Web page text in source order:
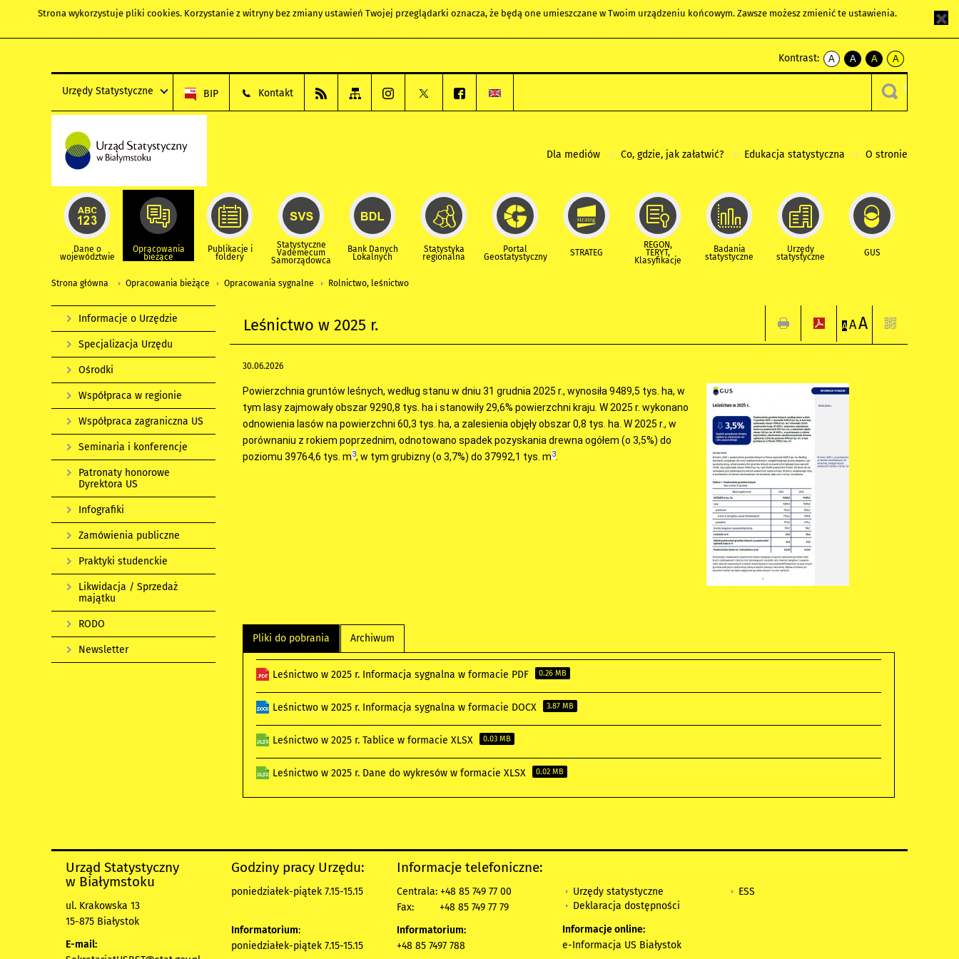
Strona wykorzystuje pliki cookies. Korzystanie z witryny bez zmiany ustawień Twojej przeglądarki oznacza, że będą one umieszczane w Twoim urządzeniu końcowym. Zawsze możesz zmienić te ustawienia.
Kontrast:
A
kontrast
A
kontrast
czarnym
A
kontrast
żółty
tekst
czarnym
A
kontrast
czarny
tekst
żółtym
Urzędy Statystyczne BIP Kontakt
Dla mediów Co, gdzie, jak załatwić? Edukacja statystyczna O stronie
Dane o
województwie
Opracowania
bieżące
Publikacje i
foldery
Statystyczne
Vademecum
Samorządowca
Bank Danych
Lokalnych
Statystyka
regionalna
Portal
Geostatystyczny STRATEG
REGON,
TERYT,
Klasyfikacje
Badania
statystyczne
Urzędy
statystyczne GUS
Strona główna Opracowania bieżące Opracowania sygnalne Rolnictwo, leśnictwo
Leśnictwo w 2025 r. A AA
30.06.2026
Powierzchnia gruntów leśnych, według stanu w dniu 31 grudnia 2025 r., wynosiła 9489,5 tys. ha, w
tym lasy zajmowały obszar 9290,8 tys. ha i stanowiły 29,6% powierzchni kraju. W 2025 r. wykonano
odnowienia lasów na powierzchni 60,3 tys. ha, a zalesienia objęły obszar 0,8 tys. ha. W 2025 r., w
porównaniu z rokiem poprzednim, odnotowano spadek pozyskania drewna ogółem (o 3,5%) do
poziomu 39764,6 tys. m3, w tym grubizny (o 3,7%) do 37992,1 tys. m3.
Pliki do pobrania Archiwum
Leśnictwo w 2025 r. Informacja sygnalna w formacie PDF 0.26 MB
Leśnictwo w 2025 r. Informacja sygnalna w formacie DOCX 3.87 MB
Leśnictwo w 2025 r. Tablice w formacie XLSX 0.03 MB
Leśnictwo w 2025 r. Dane do wykresów w formacie XLSX 0.02 MB
Informacje o Urzędzie
Specjalizacja Urzędu
Ośrodki
Współpraca w regionie
Współpraca zagraniczna US
Seminaria i konferencje
Patronaty honorowe
Dyrektora US
Infografiki
Zamówienia publiczne
Praktyki studenckie
Likwidacja / Sprzedaż
majątku
RODO
Newsletter
Urząd Statystyczny
w Białymstoku
ul. Krakowska 13
15-875 Białystok
E-mail:
Godziny pracy Urzędu:
poniedziałek-piątek 7.15-15.15
Informatorium:
poniedziałek-piątek 7.15-15.15
Informacje telefoniczne:
Centrala: +48 85 749 77 00
Fax:
+48 85 749 77 79
Informatorium:
+48 85 7497 788
Urzędy statystyczne
Deklaracja dostępności
Informacje online:
e-Informacja US Białystok
ESS